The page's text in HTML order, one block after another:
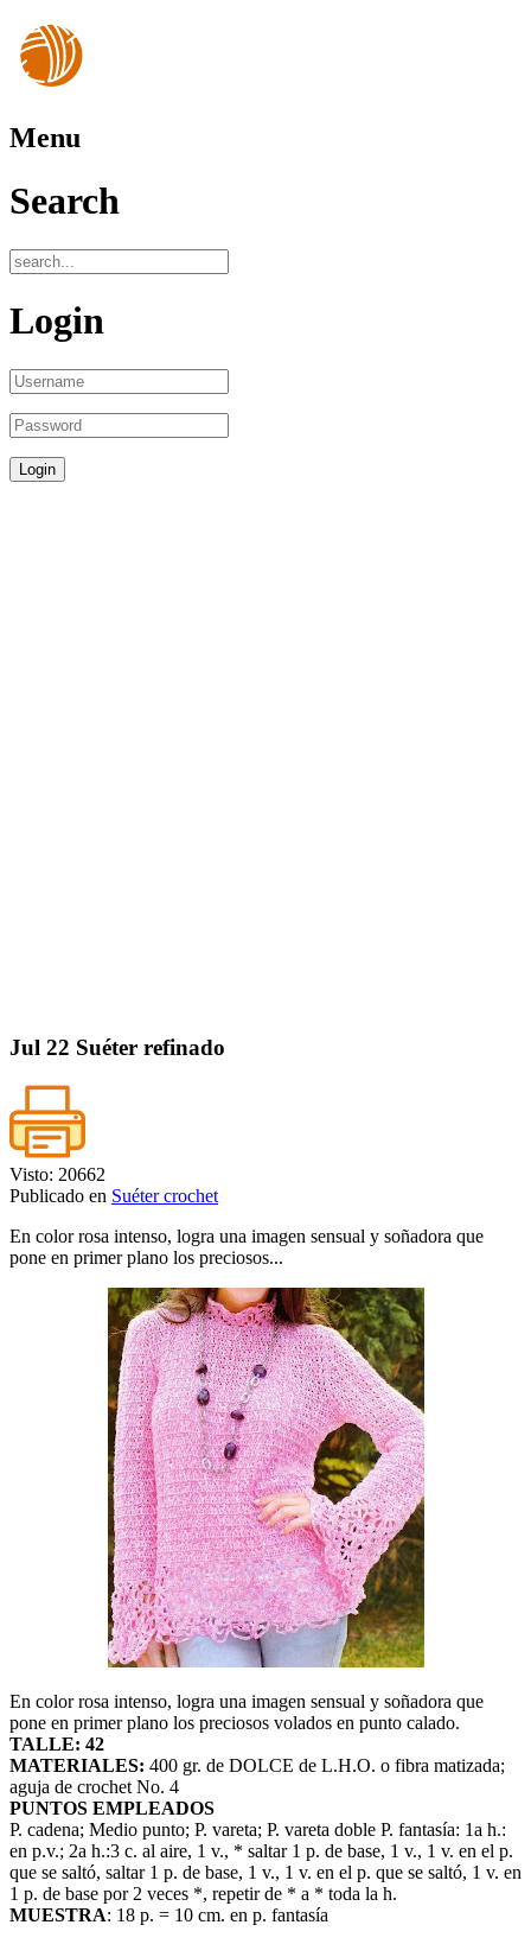
Menu
Search
Login
Jul 22 Suéter refinado
Visto: 20662
Publicado en Suéter crochet
En color rosa intenso, logra una imagen sensual y soñadora que
pone en primer plano los preciosos...
En color rosa intenso, logra una imagen sensual y soñadora que
pone en primer plano los preciosos volados en punto calado.
TALLE: 42
MATERIALES: 400 gr. de DOLCE de L.H.O. o fibra matizada;
aguja de crochet No. 4
PUNTOS EMPLEADOS
P. cadena; Medio punto; P. vareta; P. vareta doble P. fantasía: 1a h.:
en p.v.; 2a h.:3 c. al aire, 1 v., * saltar 1 p. de base, 1 v., 1 v. en el p.
que se saltó, saltar 1 p. de base, 1 v., 1 v. en el p. que se saltó, 1 v. en
1 p. de base por 2 veces *, repetir de * a * toda la h.
MUESTRA: 18 p. = 10 cm. en p. fantasía